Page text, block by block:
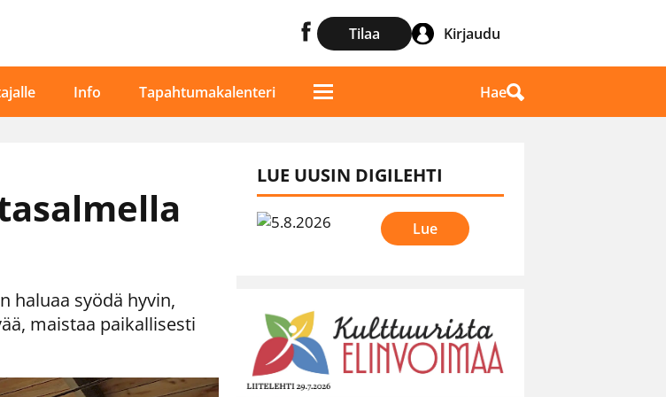
Tilaa Kirjaudu
Info Tapahtumakalenteri Hae
haluaa syödä hyvin,
maistaa paikallisesti
LUE UUSIN DIGILEHTI
Lue